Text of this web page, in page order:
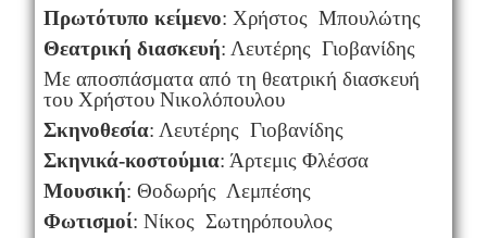
Πρωτότυπο κείμενο: Χρήστος Μπουλώτης
Θεατρική διασκευή: Λευτέρης Γιοβανίδης
Με αποσπάσματα από τη θεατρική διασκευή
του Χρήστου Νικολόπουλου
Σκηνοθεσία: Λευτέρης Γιοβανίδης
Σκηνικά-κοστούμια: Άρτεμις Φλέσσα
Μουσική: Θοδωρής Λεμπέσης
Φωτισμοί: Νίκος Σωτηρόπουλος